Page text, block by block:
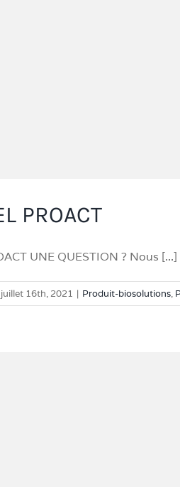
PROACT
UNE QUESTION ? Nous [...]
juillet 16th, 2021 | Produit-biosolutions,